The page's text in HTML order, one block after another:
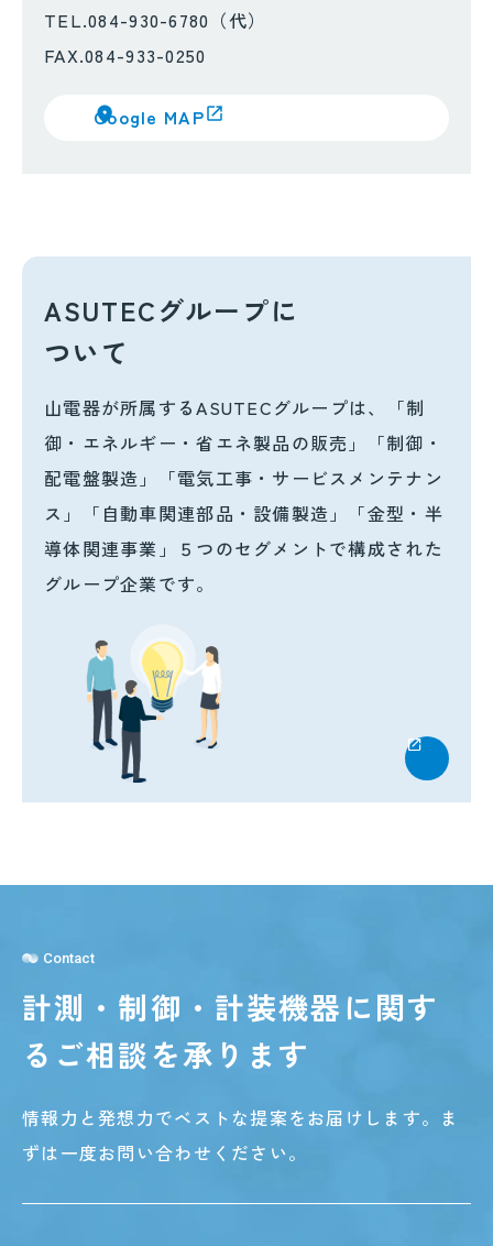
TEL.084-930-6780（代）
FAX.084-933-0250
Google MAP
ASUTECグループに
ついて
山電器が所属するASUTECグループは、「制
御・エネルギー・省エネ製品の販売」「制御・
配電盤製造」「電気工事・サービスメンテナン
ス」「自動車関連部品・設備製造」「金型・半
導体関連事業」５つのセグメントで構成された
グループ企業です。
Contact
計測・制御・計装機器に関す
る ご相談を承ります
情報力と発想力でベストな提案をお届けします。 ま
ずは一度お問い合わせください。